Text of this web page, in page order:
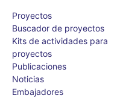
Proyectos
Buscador de proyectos
Kits de actividades para
proyectos
Publicaciones
Noticias
Embajadores